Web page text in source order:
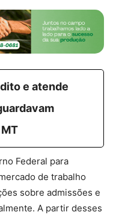
e atende
Federal para
de trabalho
sobre admissões e
A partir desses